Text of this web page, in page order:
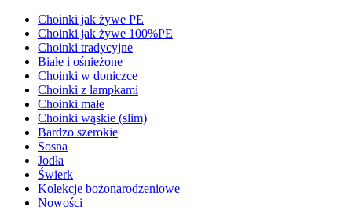
Choinki jak żywe PE
Choinki jak żywe 100%PE
Choinki tradycyjne
Białe i ośnieżone
Choinki w doniczce
Choinki z lampkami
Choinki małe
Choinki wąskie (slim)
Bardzo szerokie
Sosna
Jodła
Świerk
Kolekcje bożonarodzeniowe
Nowości